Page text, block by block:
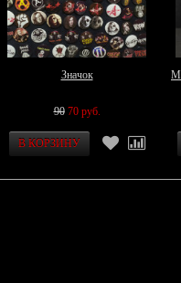
Значок
90 70 руб.